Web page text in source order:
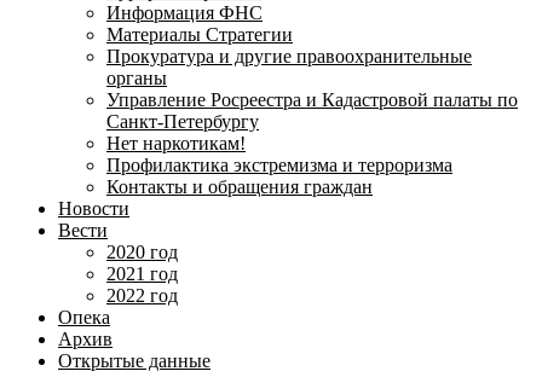
Информация ФНС
Материалы Стратегии
Прокуратура и другие правоохранительные
органы
Управление Росреестра и Кадастровой палаты по
Санкт-Петербургу
Нет наркотикам!
Профилактика экстремизма и терроризма
Контакты и обращения граждан
Новости
Вести
2020 год
2021 год
2022 год
Опека
Архив
Открытые данные